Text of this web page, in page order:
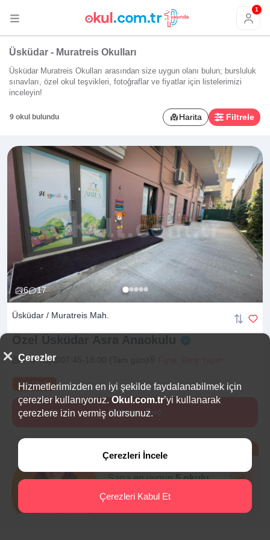
1
Üsküdar - Muratreis Okulları
Üsküdar Muratreis Okulları arasından size uygun olanı bulun; bursluluk
sınavları, özel okul teşvikleri, fotoğraflar ve fiyatlar için listelerimizi
inceleyin!
9 okul bulundu Harita Filtrele
6 17
Üsküdar / Muratreis Mah.
2 -6 Yaş
Yaz Okulu
İletişime Geç
Sana en uygun5 okulu
hemen bulalım.
Çerezler
Hizmetlerimizden en iyi şekilde faydalanabilmek için
çerezler kullanıyoruz. Okul.com.tr’yi kullanarak
çerezlere izin vermiş olursunuz.
Çerezleri İncele
Çerezleri Kabul Et